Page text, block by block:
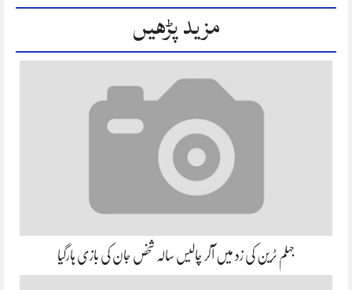
مزید پڑھیں
جہلم ٹرین کی زد میں آکر چالیس سالہ شخص جان کی بازی ہارگیا